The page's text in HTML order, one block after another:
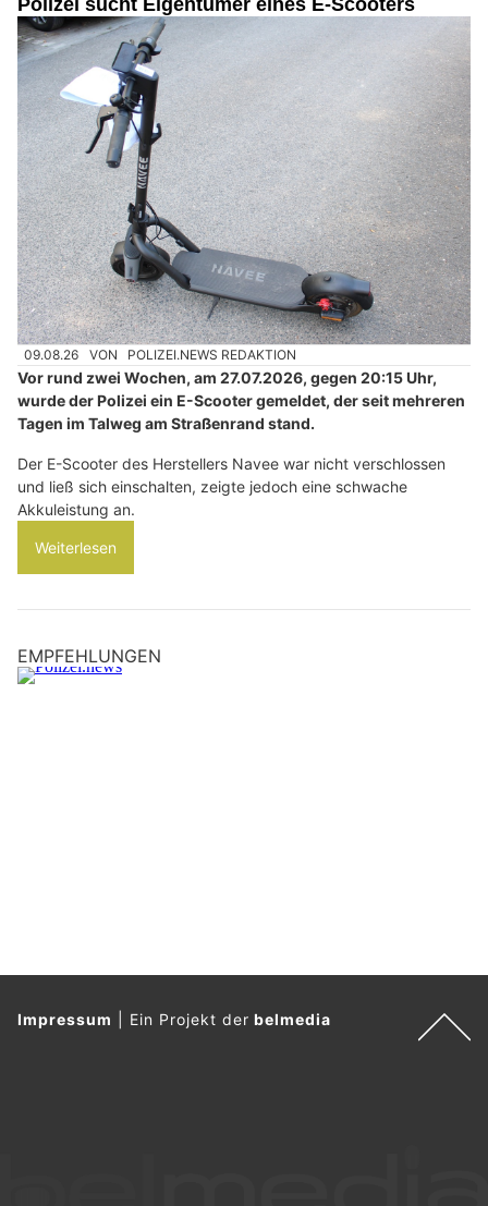
09.08.26 VON POLIZEI.NEWS REDAKTION
Vor rund zwei Wochen, am 27.07.2026, gegen 20:15 Uhr,
wurde der Polizei ein E-Scooter gemeldet, der seit mehreren
Tagen im Talweg am Straßenrand stand.
Der E-Scooter des Herstellers Navee war nicht verschlossen
und ließ sich einschalten, zeigte jedoch eine schwache
Akkuleistung an.
Weiterlesen
EMPFEHLUNGEN
Impressum Ein Projekt derbelmedia